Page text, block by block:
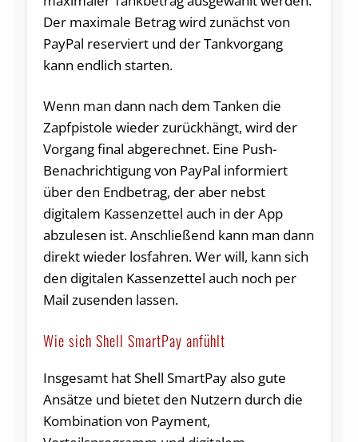
Der maximale Betrag wird zunächst von
PayPal reserviert und der Tankvorgang
kann endlich starten.
Wenn man dann nach dem Tanken die
Zapfpistole wieder zurückhängt, wird der
Vorgang final abgerechnet. Eine Push-
Benachrichtigung von PayPal informiert
über den Endbetrag, der aber nebst
digitalem Kassenzettel auch in der App
abzulesen ist. Anschließend kann man dann
direkt wieder losfahren. Wer will, kann sich
den digitalen Kassenzettel auch noch per
Mail zusenden lassen.
Wie sich Shell SmartPay anfühlt
Insgesamt hat Shell SmartPay also gute
Ansätze und bietet den Nutzern durch die
Kombination von Payment,